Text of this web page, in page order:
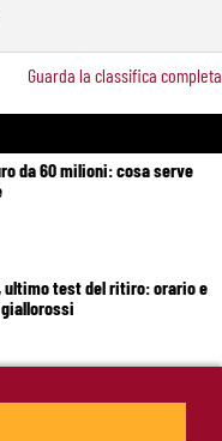
Guarda la classifica completa
da 60 milioni: cosa serve
ultimo test del ritiro: orario e
si raffredda: nessuna